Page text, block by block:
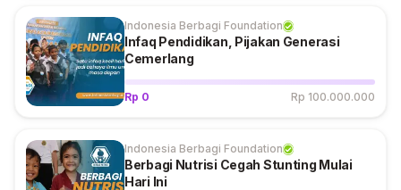
Indonesia Berbagi Foundation
Infaq Pendidikan, Pijakan Generasi
Cemerlang
Rp 0 Rp 100.000.000
Indonesia Berbagi Foundation
Berbagi Nutrisi Cegah Stunting Mulai
Hari Ini